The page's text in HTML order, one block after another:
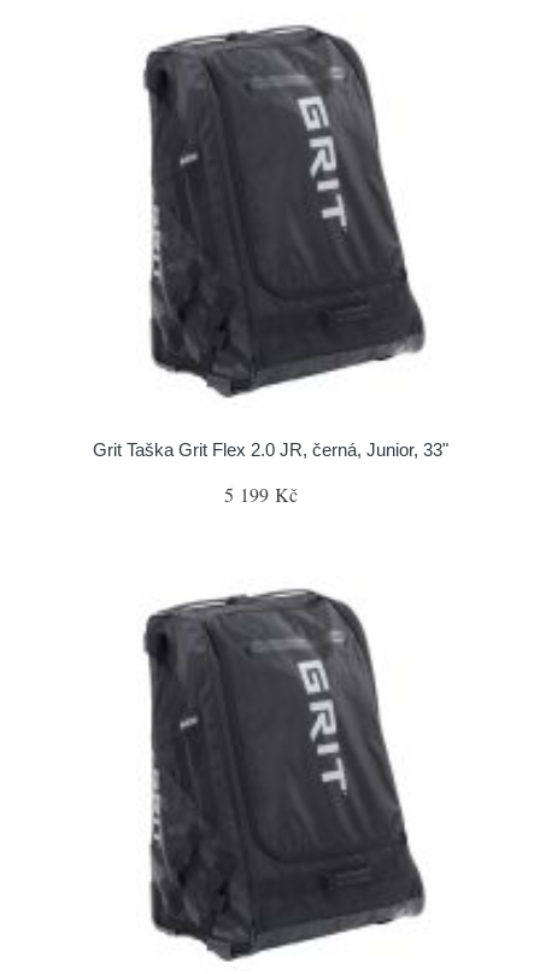
Grit Taška Grit Flex 2.0 JR, černá, Junior, 33"
5 199 Kč